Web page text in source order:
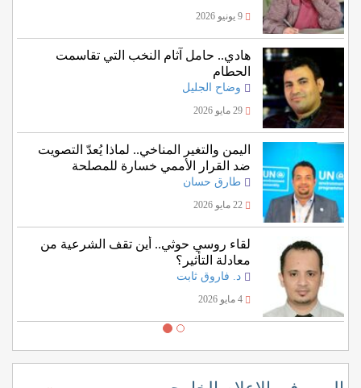
9 يونيو 2026
هادي.. حامل آثام النخب التي تقاسمت
الحطام
وضاح الجليل
29 مايو 2026
اليمن والتغير المناخي.. لماذا يُعدّ التصويت
ضد القرار الأممي خسارة للمصلحة
اليمنية؟
طارق حسان
22 مايو 2026
لقاء روسي حوثي.. أين تقف الشرعية من
معادلة التأثير؟
د. فاروق ثابت
4 مايو 2026